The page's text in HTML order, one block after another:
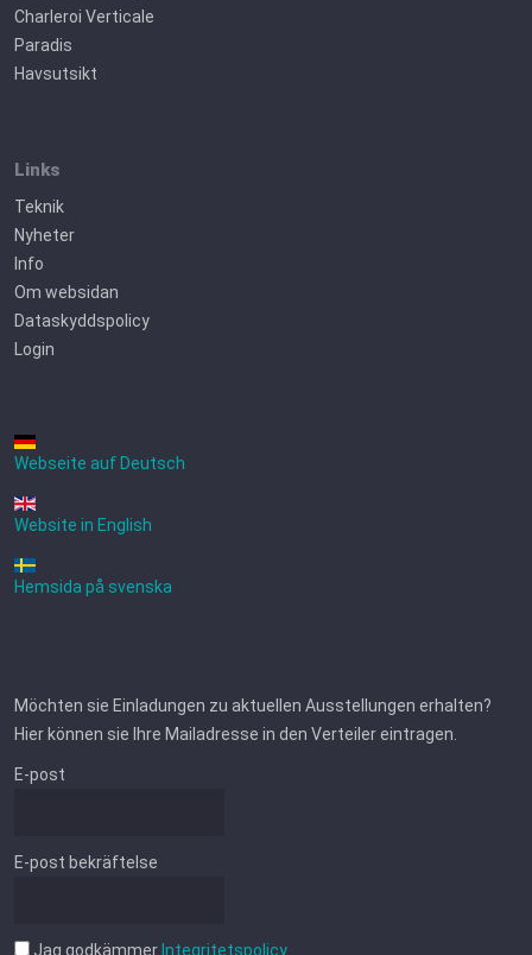
Charleroi Verticale
Paradis
Havsutsikt
Links
Teknik
Nyheter
Info
Om websidan
Dataskyddspolicy
Login
Webseite auf Deutsch
Website in English
Hemsida på svenska
Möchten sie Einladungen zu aktuellen Ausstellungen erhalten?
Hier können sie Ihre Mailadresse in den Verteiler eintragen.
E-post
E-post bekräftelse
Jag godkämmer Integritetspolicy